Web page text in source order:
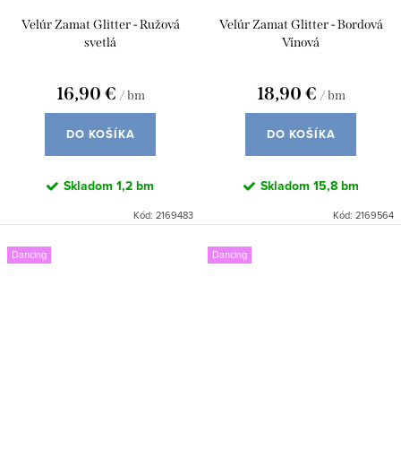
Velúr Zamat Glitter - Ružová
svetlá
16,90 € / bm
DO KOŠÍKA
Skladom 1,2 bm
Kód: 2169483
Velúr Zamat Glitter - Bordová
Vínová
18,90 € / bm
DO KOŠÍKA
Skladom 15,8 bm
Kód: 2169564
Dancing Dancing